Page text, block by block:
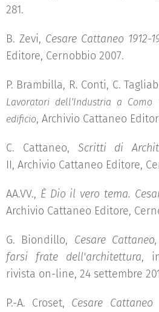
281.
B. Zevi, Cesare Cattaneo 1912-
Editore, Cernobbio 2007.
P. Brambilla, R. Conti, C.
Lavoratori dell'Industria a Como
edificio, Archivio Cattaneo
C. Cattaneo, Scritti di
II, Archivio Cattaneo Editore,
AA.VV., È Dio il vero tema.
Archivio Cattaneo Editore,
G. Biondillo, Cesare
farsi frate dell'architettura,
rivista on-line, 24 settembre
P.-A. Croset, Cesare Cattaneo